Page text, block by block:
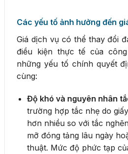
Các yếu tố ảnh hưởng đến
Giá dịch vụ có thể thay đổi
điều kiện thực tế của
những yếu tố chính quyết
cùng:
Độ khó và nguyên nhân
trường hợp tắc nhẹ do
hơn nhiều so với tắc
mỡ đóng tảng lâu ngày
thuật. Mức độ phức tạp